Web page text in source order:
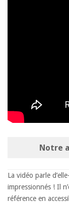
Notre
La vidéo parle
impressionnés ! Il
référence en